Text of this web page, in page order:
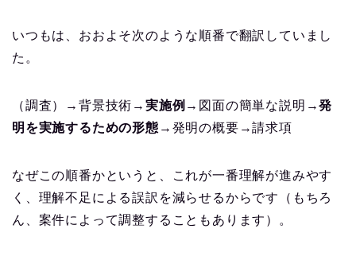
いつもは、おおよそ次のような順番で翻訳していまし
た。
（調査）→背景技術→ 実施例 →図面の簡単な説明→発
明を実施するための形態 →発明の概要→請求項
なぜこの順番かというと、これが一番理解が進みやす
く、理解不足による誤訳を減らせるからです（もちろ
ん、案件によって調整することもあります）。